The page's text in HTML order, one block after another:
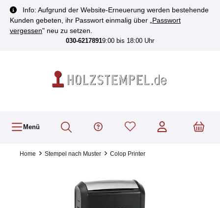
springen
Info: Aufgrund der Website-Erneuerung werden bestehende
Kunden gebeten, ihr Passwort einmalig über „ Passwort
vergessen" neu zu setzen.
030-62178919:00 bis 18:00 Uhr
Menü
Home Stempel nach Muster Colop Printer